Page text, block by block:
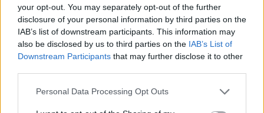
your opt-out. You may separately opt-out of the further
disclosure of your personal information by third parties on the
IAB’s list of downstream participants. This information may
also be disclosed by us to third parties on the IAB’s List of
Downstream Participants that may further disclose it to other
Personal Data Processing Opt Outs
παραθυρεοειδών.
Βιοψία δέρματος για την επαλήθευση των
εναποθέσεων ασβεστίου και τον
αποκλεισμό κύστεων ή όγκων.
υπάρχουν υποψίες για βαθύτερες